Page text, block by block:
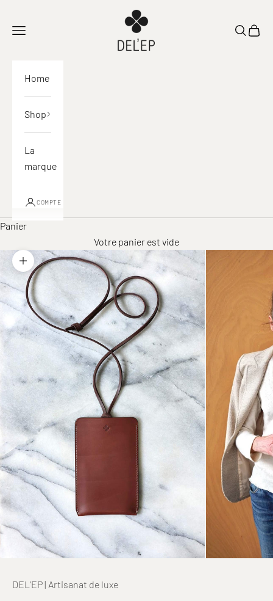
Ouvrir la navigation
Ouvrir la
Voir
Home
Shop
La
marque
COMPTE
Panier
Votre panier est vide
Zoomer sur l'image
DEL'EP | Artisanat de luxe